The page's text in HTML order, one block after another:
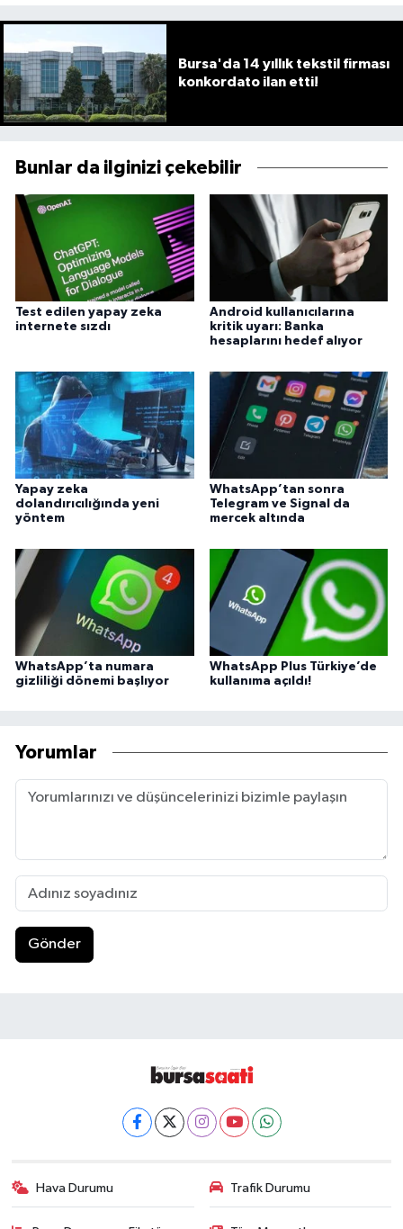
Bursa'da 14 yıllık tekstil firması
konkordato ilan etti!
Bunlar da ilginizi çekebilir
Test edilen yapay zeka
internete sızdı
Android kullanıcılarına
kritik uyarı: Banka
hesaplarını hedef alıyor
Yapay zeka
dolandırıcılığında yeni
yöntem
WhatsApp’tan sonra
Telegram ve Signal da
mercek altında
WhatsApp’ta numara
gizliliği dönemi başlıyor
WhatsApp Plus Türkiye’de
kullanıma açıldı!
Yorumlar
Gönder
Hava Durumu Trafik Durumu